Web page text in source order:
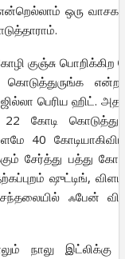
ஒரு
குஞ்சு பொறிக்கிற
ஜில்லா பெரிய ஹிட்.
கோடி
40
சேர்த்து பத்து
ஷுட்டிங்,
ஃபேன்
நாலு இட்லிக்கு